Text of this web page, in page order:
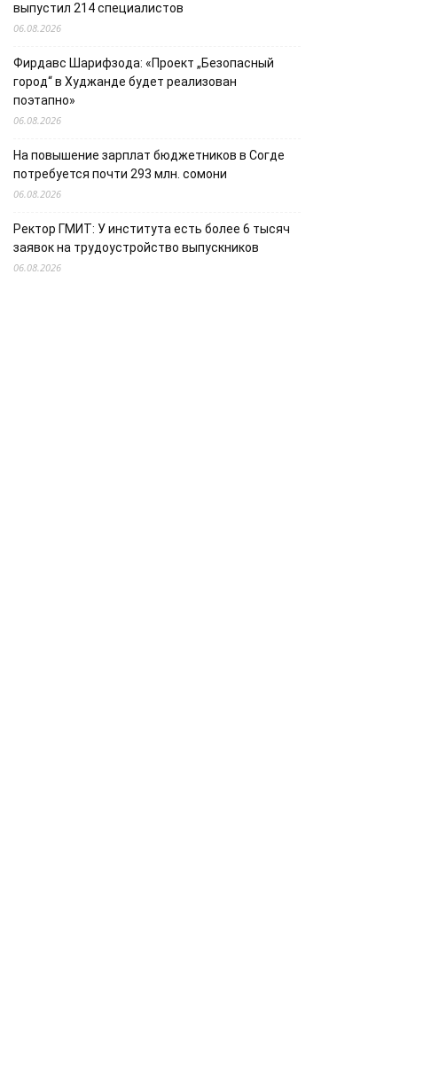
выпустил 214 специалистов
06.08.2026
Фирдавс Шарифзода: «Проект „Безопасный
город“ в Худжанде будет реализован
поэтапно»
06.08.2026
На повышение зарплат бюджетников в Согде
потребуется почти 293 млн. сомони
06.08.2026
Ректор ГМИТ: У института есть более 6 тысяч
заявок на трудоустройство выпускников
06.08.2026